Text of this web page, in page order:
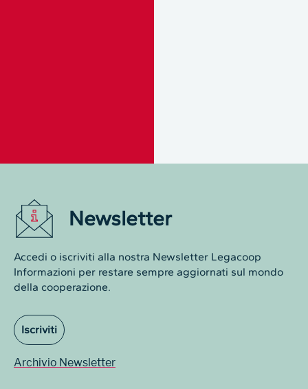
Newsletter
Accedi o iscriviti alla nostra Newsletter Legacoop
Informazioni per restare sempre aggiornati sul mondo
della cooperazione.
Iscriviti
Archivio Newsletter